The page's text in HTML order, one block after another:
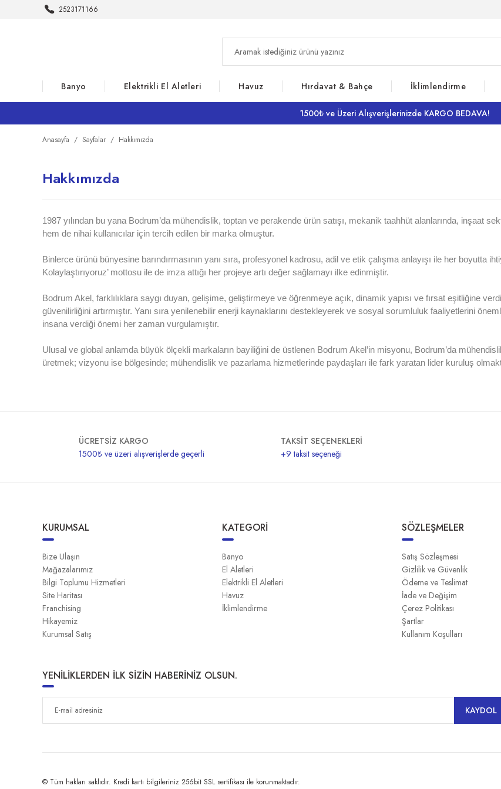
2523171166
Banyo Elektrikli El Aletleri Havuz Hırdavat & Bahçe İklimlendirme
1500₺ ve Üzeri Alışverişlerinizde KARGO BEDAVA!
Anasayfa Sayfalar Hakkımızda
Hakkımızda
1987 yılından bu yana Bodrum’da mühendislik, toptan ve perakende ürün satışı, mekanik taahhüt alanlarında, inşaat
hem de nihai kullanıcılar için tercih edilen bir marka olmuştur.
Binlerce ürünü bünyesine barındırmasının yanı sıra, profesyonel kadrosu, adil ve etik çalışma anlayışı ile her boyutta
Kolaylaştırıyoruz’ mottosu ile de imza attığı her projeye artı değer sağlamayı ilke edinmiştir.
Bodrum Akel, farklılıklara saygı duyan, gelişime, geliştirmeye ve öğrenmeye açık, dinamik yapısı ve fırsat eşitliğine
güvenilirliğini artırmıştır. Yanı sıra yenilenebilir enerji kaynaklarını destekleyerek ve sosyal sorumluluk faaliyetlerini
insana verdiği önemi her zaman vurgulamıştır.
Ulusal ve global anlamda büyük ölçekli markaların bayiliğini de üstlenen Bodrum Akel’in misyonu, Bodrum’da
üretmek; vizyonu ise bölgesinde; mühendislik ve pazarlama hizmetlerinde paydaşları ile fark yaratan lider kuruluş
ÜCRETSİZ KARGO
1500₺ ve üzeri alışverişlerde geçerli
TAKSİT SEÇENEKLERİ
+9 taksit seçeneği
KURUMSAL
Bize Ulaşın
Mağazalarımız
Bilgi Toplumu Hizmetleri
Site Haritası
Franchising
Hikayemiz
Kurumsal Satış
KATEGORİ
Banyo
El Aletleri
Elektrikli El Aletleri
Havuz
İklimlendirme
SÖZLEŞMELER
Satış Sözleşmesi
Gizlilik ve Güvenlik
Ödeme ve Teslimat
İade ve Değişim
Çerez Politikası
Şartlar
Kullanım Koşulları
YENİLİKLERDEN İLK SİZİN HABERİNİZ OLSUN.
KAYDOL
© Tüm hakları saklıdır. Kredi kartı bilgileriniz 256bit SSL sertifikası ile korunmaktadır.